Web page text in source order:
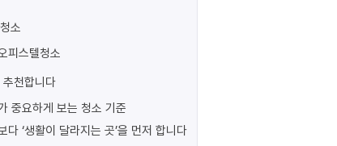
소
피스텔청소
천합니다
중요하게 보는 청소 기준
다 ‘생활이 달라지는 곳’을 먼저 합니다